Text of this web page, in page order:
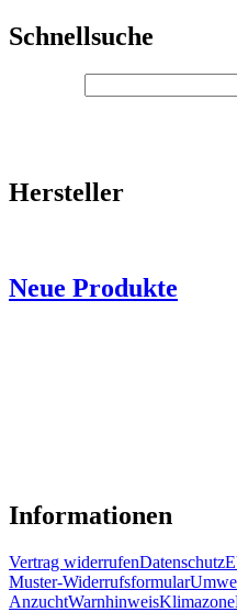
Schnellsuche
Hersteller
Neue Produkte
Informationen
Vertrag widerrufenDatenschutz
Muster-Widerrufsformular
AnzuchtWarnhinweisKlimazone